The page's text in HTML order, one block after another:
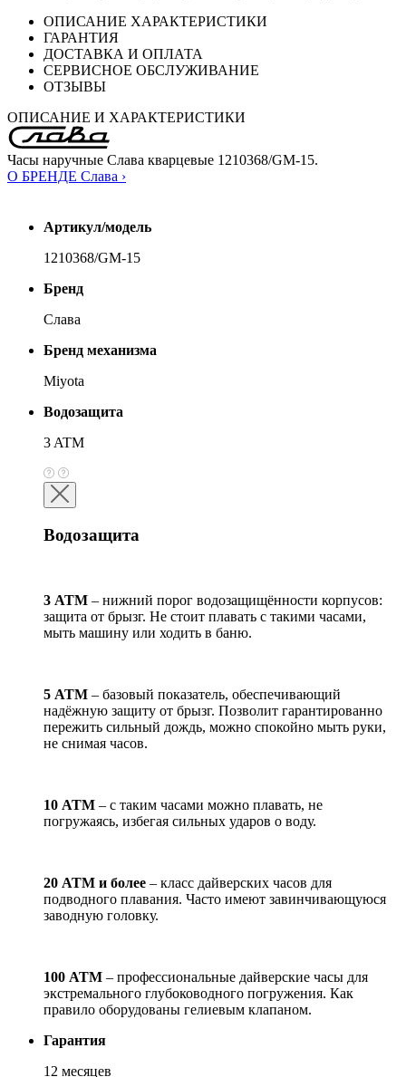
ОПИСАНИЕ ХАРАКТЕРИСТИКИ
ГАРАНТИЯ
ДОСТАВКА И ОПЛАТА
СЕРВИСНОЕ ОБСЛУЖИВАНИЕ
ОТЗЫВЫ
ОПИСАНИЕ И ХАРАКТЕРИСТИКИ
Часы наручные Слава кварцевые 1210368/GМ-15.
О БРЕНДЕ Слава ›
Артикул/модель
1210368/GМ-15
Бренд
Слава
Бренд механизма
Miyota
Водозащита
3 ATM
Водозащита
3 АТМ – нижний порог водозащищённости корпусов:
защита от брызг. Не стоит плавать с такими часами,
мыть машину или ходить в баню.
5 АТМ – базовый показатель, обеспечивающий
надёжную защиту от брызг. Позволит гарантированно
пережить сильный дождь, можно спокойно мыть руки,
не снимая часов.
10 АТМ – с таким часами можно плавать, не
погружаясь, избегая сильных ударов о воду.
20 АТМ и более – класс дайверских часов для
подводного плавания. Часто имеют завинчивающуюся
заводную головку.
100 АТМ – профессиональные дайверские часы для
экстремального глубоководного погружения. Как
правило оборудованы гелиевым клапаном.
Гарантия
12 месяцев